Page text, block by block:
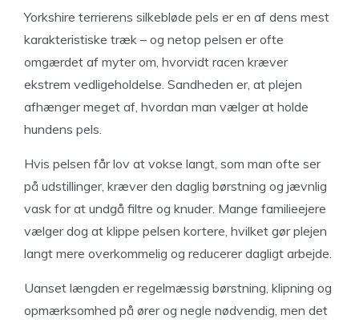
Yorkshire terrierens silkebløde pels er en af dens mest
karakteristiske træk – og netop pelsen er ofte
omgærdet af myter om, hvorvidt racen kræver
ekstrem vedligeholdelse. Sandheden er, at plejen
afhænger meget af, hvordan man vælger at holde
hundens pels.
Hvis pelsen får lov at vokse langt, som man ofte ser
på udstillinger, kræver den daglig børstning og jævnlig
vask for at undgå filtre og knuder. Mange familieejere
vælger dog at klippe pelsen kortere, hvilket gør plejen
langt mere overkommelig og reducerer dagligt arbejde.
Uanset længden er regelmæssig børstning, klipning og
opmærksomhed på ører og negle nødvendig, men det